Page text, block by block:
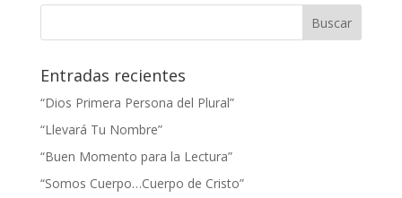
Entradas recientes
“Dios Primera Persona del Plural”
“Llevará Tu Nombre”
“Buen Momento para la Lectura”
“Somos Cuerpo…Cuerpo de Cristo”